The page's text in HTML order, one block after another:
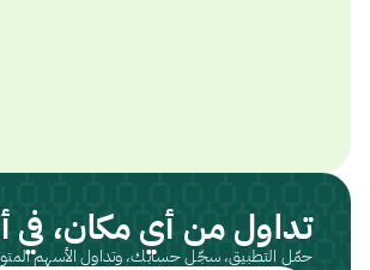
تداول من أي مكان،
حمّل التطبيق، سجّل حسابك، وتداول الأسهم